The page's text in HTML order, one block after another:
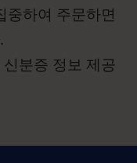
중하여 주문하면
분증 정보 제공